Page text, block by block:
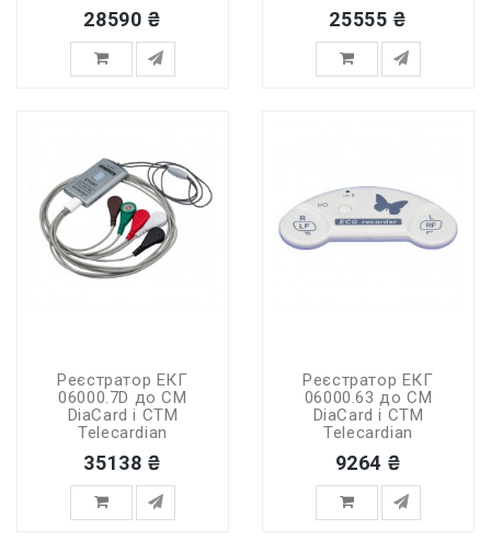
28590 ₴ 25555 ₴
Реєстратор ЕКГ
06000.7D до СМ
DiaCard і СТМ
Telecardian
35138 ₴
Реєстратор ЕКГ
06000.63 до СМ
DiaCard і СТМ
Telecardian
9264 ₴